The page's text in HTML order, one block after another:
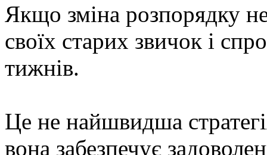
Якщо зміна розпорядку
своїх старих звичок і
тижнів.
Це не найшвидша
вона забезпечує